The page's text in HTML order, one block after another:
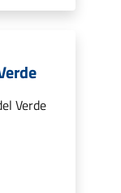
Verde